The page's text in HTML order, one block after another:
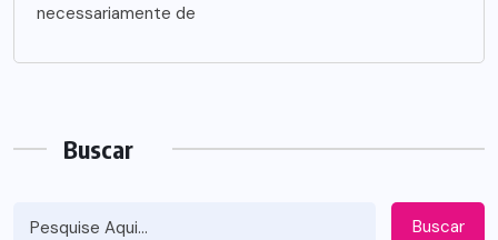
necessariamente de
Buscar
Buscar